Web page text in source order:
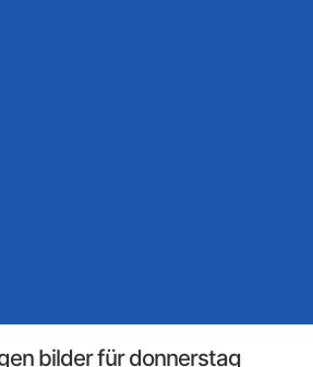
bilder für donnerstag